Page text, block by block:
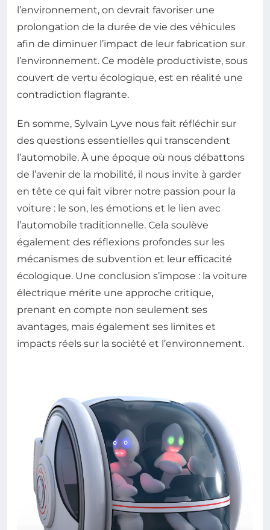
l’environnement, on devrait favoriser une
prolongation de la durée de vie des véhicules
afin de diminuer l’impact de leur fabrication sur
l’environnement. Ce modèle productiviste, sous
couvert de vertu écologique, est en réalité une
contradiction flagrante.
En somme, Sylvain Lyve nous fait réfléchir sur
des questions essentielles qui transcendent
l’automobile. À une époque où nous débattons
de l’avenir de la mobilité, il nous invite à garder
en tête ce qui fait vibrer notre passion pour la
voiture : le son, les émotions et le lien avec
l’automobile traditionnelle. Cela soulève
également des réflexions profondes sur les
mécanismes de subvention et leur efficacité
écologique. Une conclusion s’impose : la voiture
électrique mérite une approche critique,
prenant en compte non seulement ses
avantages, mais également ses limites et
impacts réels sur la société et l’environnement.